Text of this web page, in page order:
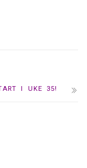
I UKE 35!